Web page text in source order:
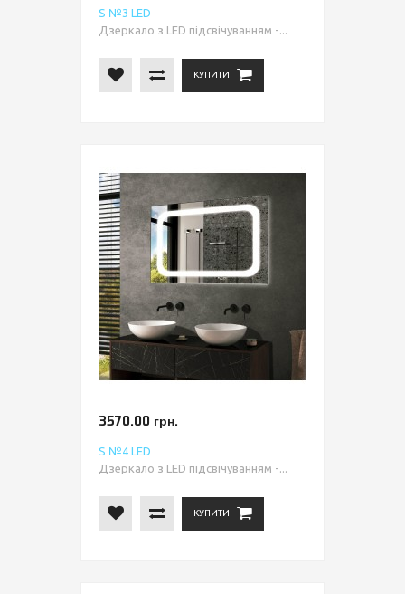
S №3 LED
Дзеркало з LED підсвічуванням -...
КУПИТИ
3570.00 грн.
S №4 LED
Дзеркало з LED підсвічуванням -...
КУПИТИ